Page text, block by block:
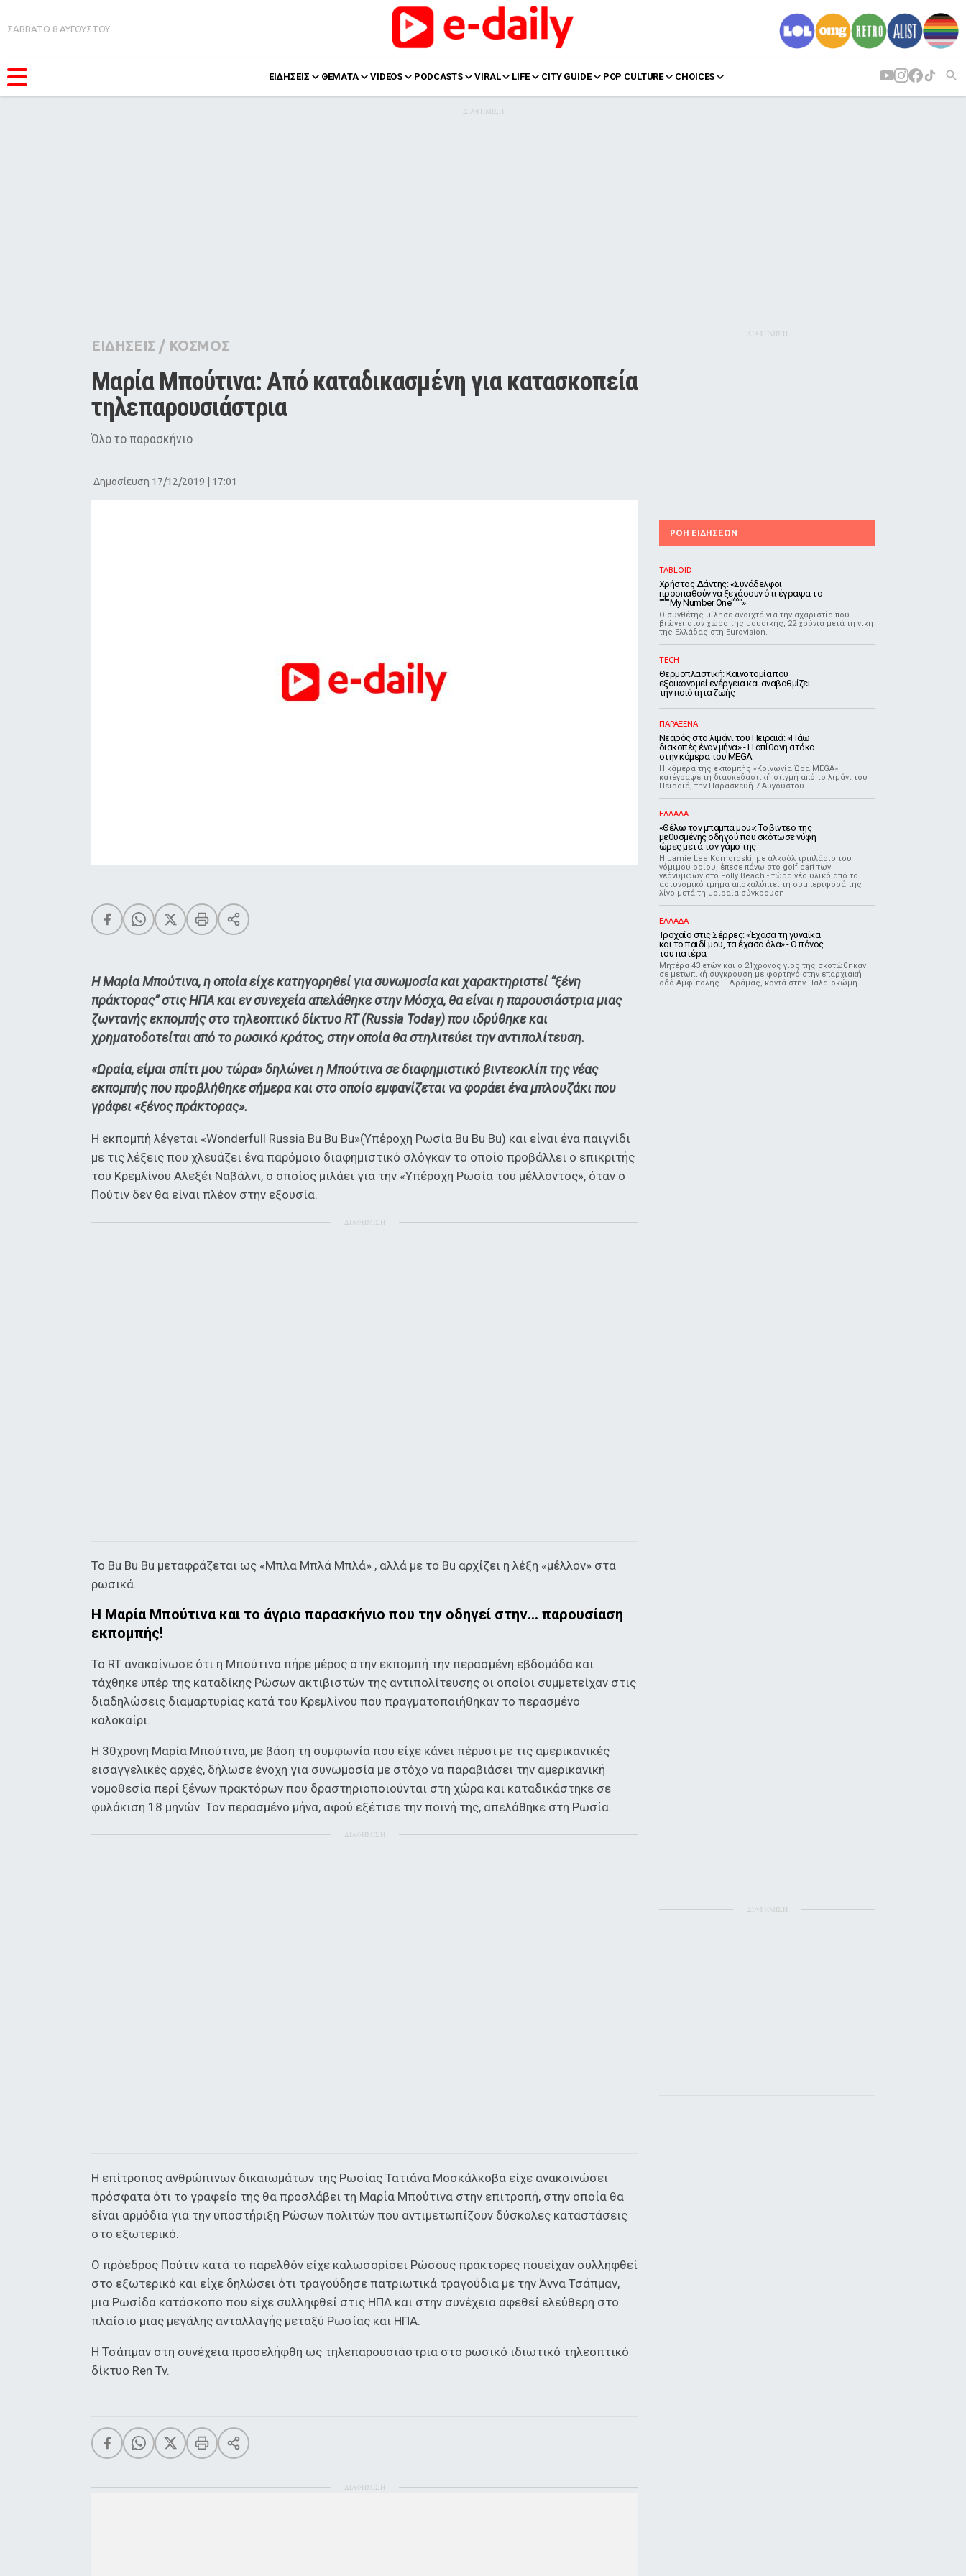
ΣΑΒΒΑΤΟ 8 ΑΥΓΟΥΣΤΟΥ
ΕΙΔΗΣΕΙΣ ΘΕΜΑΤΑ VIDEOS PODCASTS VIRAL LIFE CITY GUIDE POP CULTURE CHOICES
Pop Culture
Agenda
ΔΙΑΦΗΜΙΣΗ
ΕΙΔΗΣΕΙΣ / ΚΟΣΜΟΣ
Μαρία Μπούτινα: Από καταδικασμένη για κατασκοπεία
τηλεπαρουσιάστρια
Όλο το παρασκήνιο
Δημοσίευση 17/12/2019 | 17:01
Η Μαρία Μπούτινα, η οποία είχε κατηγορηθεί για συνωμοσία και χαρακτηριστεί “ξένη
πράκτορας” στις ΗΠΑ και εν συνεχεία απελάθηκε στην Μόσχα, θα είναι η παρουσιάστρια μιας
ζωντανής εκπομπής στο τηλεοπτικό δίκτυο RT (Russia Today) που ιδρύθηκε και
χρηματοδοτείται από το ρωσικό κράτος, στην οποία θα στηλιτεύει την αντιπολίτευση.
«Ωραία, είμαι σπίτι μου τώρα» δηλώνει η Μπούτινα σε διαφημιστικό βιντεοκλίπ της νέας
εκπομπής που προβλήθηκε σήμερα και στο οποίο εμφανίζεται να φοράει ένα μπλουζάκι που
γράφει «ξένος πράκτορας».
Η εκπομπή λέγεται «Wonderfull Russia Bu Bu Bu»(Υπέροχη Ρωσία Bu Bu Bu) και είναι ένα παιγνίδι
με τις λέξεις που χλευάζει ένα παρόμοιο διαφημιστικό σλόγκαν το οποίο προβάλλει ο επικριτής
του Κρεμλίνου Αλεξέι Ναβάλνι, ο οποίος μιλάει για την «Υπέροχη Ρωσία του μέλλοντος», όταν ο
Πούτιν δεν θα είναι πλέον στην εξουσία.
ΔΙΑΦΗΜΙΣΗ
Το Bu Bu Bu μεταφράζεται ως «Μπλα Μπλά Μπλά» , αλλά με το Bu αρχίζει η λέξη «μέλλον» στα
ρωσικά.
Η Μαρία Μπούτινα και το άγριο παρασκήνιο που την οδηγεί στην… παρουσίαση
εκπομπής!
Το RT ανακοίνωσε ότι η Μπούτινα πήρε μέρος στην εκπομπή την περασμένη εβδομάδα και
τάχθηκε υπέρ της καταδίκης Ρώσων ακτιβιστών της αντιπολίτευσης οι οποίοι συμμετείχαν στις
διαδηλώσεις διαμαρτυρίας κατά του Κρεμλίνου που πραγματοποιήθηκαν το περασμένο
καλοκαίρι.
Η 30χρονη Μαρία Μπούτινα, με βάση τη συμφωνία που είχε κάνει πέρυσι με τις αμερικανικές
εισαγγελικές αρχές, δήλωσε ένοχη για συνωμοσία με στόχο να παραβιάσει την αμερικανική
νομοθεσία περί ξένων πρακτόρων που δραστηριοποιούνται στη χώρα και καταδικάστηκε σε
φυλάκιση 18 μηνών. Τον περασμένο μήνα, αφού εξέτισε την ποινή της, απελάθηκε στη Ρωσία.
ΔΙΑΦΗΜΙΣΗ
Η επίτροπος ανθρώπινων δικαιωμάτων της Ρωσίας Τατιάνα Μοσκάλκοβα είχε ανακοινώσει
πρόσφατα ότι το γραφείο της θα προσλάβει τη Μαρία Μπούτινα στην επιτροπή, στην οποία θα
είναι αρμόδια για την υποστήριξη Ρώσων πολιτών που αντιμετωπίζουν δύσκολες καταστάσεις
στο εξωτερικό.
Ο πρόεδρος Πούτιν κατά το παρελθόν είχε καλωσορίσει Ρώσους πράκτορες πουείχαν συλληφθεί
στο εξωτερικό και είχε δηλώσει ότι τραγούδησε πατριωτικά τραγούδια με την Άννα Τσάπμαν,
μια Ρωσίδα κατάσκοπο που είχε συλληφθεί στις ΗΠΑ και στην συνέχεια αφεθεί ελεύθερη στο
πλαίσιο μιας μεγάλης ανταλλαγής μεταξύ Ρωσίας και ΗΠΑ.
Η Τσάπμαν στη συνέχεια προσελήφθη ως τηλεπαρουσιάστρια στο ρωσικό ιδιωτικό τηλεοπτικό
δίκτυο Ren Tv.
ΔΙΑΦΗΜΙΣΗ
ΔΙΑΦΗΜΙΣΗ
ΡΟΗ ΕΙΔΗΣΕΩΝ
TABLOID
Χρήστος Δάντης: «Συνάδελφοι
προσπαθούν να ξεχάσουν ότι έγραψα το
""""My Number One""""»
Ο συνθέτης μίλησε ανοιχτά για την αχαριστία που
βιώνει στον χώρο της μουσικής, 22 χρόνια μετά τη νίκη
της Ελλάδας στη Eurovision.
TECH
Θερμοπλαστική: Καινοτομία που
εξοικονομεί ενέργεια και αναβαθμίζει
την ποιότητα ζωής
ΠΑΡΑΞΕΝΑ
Νεαρός στο λιμάνι του Πειραιά: «Πάω
διακοπές έναν μήνα» - Η απίθανη ατάκα
στην κάμερα του MEGA
Η κάμερα της εκπομπής «Κοινωνία Ώρα MEGA»
κατέγραψε τη διασκεδαστική στιγμή από το λιμάνι του
Πειραιά, την Παρασκευή 7 Αυγούστου.
ΕΛΛΑΔΑ
«Θέλω τον μπαμπά μου»: Το βίντεο της
μεθυσμένης οδηγού που σκότωσε νύφη
ώρες μετά τον γάμο της
Η Jamie Lee Komoroski, με αλκοόλ τριπλάσιο του
νόμιμου ορίου, έπεσε πάνω στο golf cart των
νεόνυμφων στο Folly Beach - τώρα νέο υλικό από το
αστυνομικό τμήμα αποκαλύπτει τη συμπεριφορά της
λίγο μετά τη μοιραία σύγκρουση
ΕΛΛΑΔΑ
Τροχαίο στις Σέρρες: «Έχασα τη γυναίκα
και το παιδί μου, τα έχασα όλα» - Ο πόνος
του πατέρα
Μητέρα 43 ετών και ο 21χρονος γιος της σκοτώθηκαν
σε μετωπική σύγκρουση με φορτηγό στην επαρχιακή
οδό Αμφίπολης – Δράμας, κοντά στην Παλαιοκώμη.
ΔΙΑΦΗΜΙΣΗ